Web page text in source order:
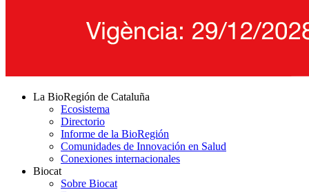
La BioRegión de Cataluña
Ecosistema
Directorio
Informe de la BioRegión
Comunidades de Innovación en Salud
Conexiones internacionales
Biocat
Sobre Biocat